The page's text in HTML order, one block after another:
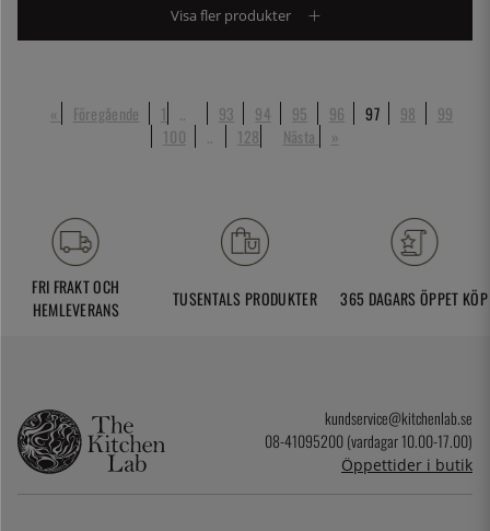
Visa fler produkter
« Föregående 1 93 94 95 96 97 98
99
100
128 Nästa »
FRI FRAKT OCH
HEMLEVERANS
TUSENTALS PRODUKTER 365 DAGARS ÖPPET KÖP
kundservice@kitchenlab.se
08-41095200 (vardagar 10.00-17.00)
Öppettider i butik